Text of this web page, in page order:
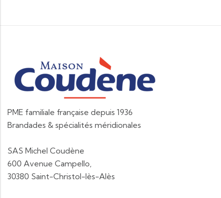
PME familiale française depuis 1936
Brandades & spécialités méridionales
SAS Michel Coudène
600 Avenue Campello,
30380 Saint-Christol-lès-Alès